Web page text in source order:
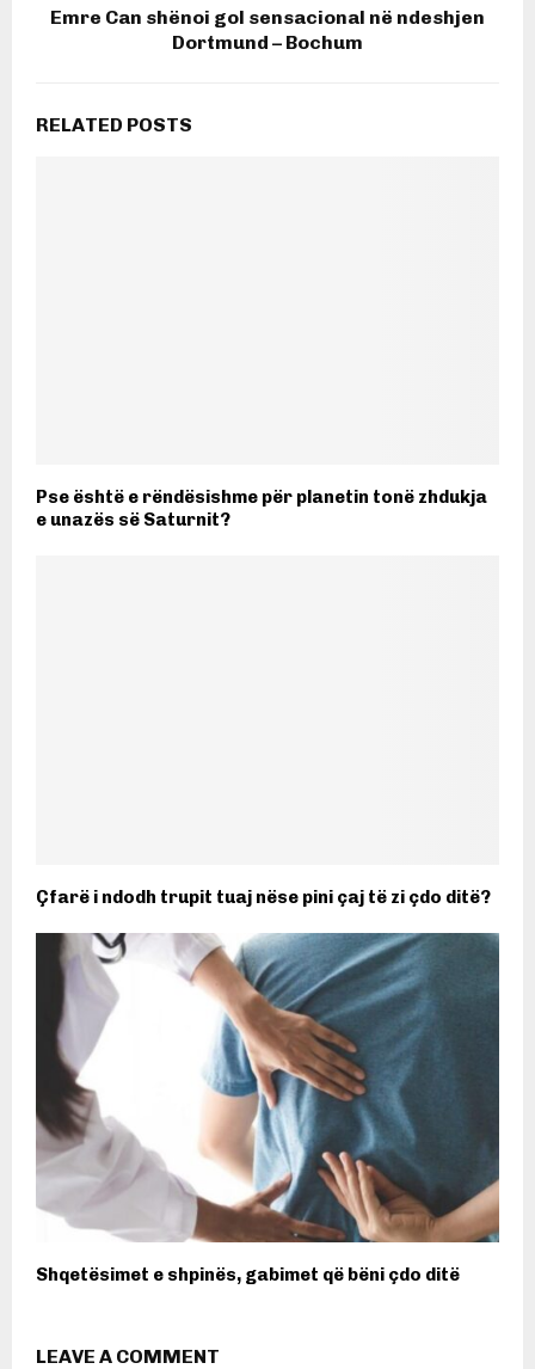
Emre Can shënoi gol sensacional në ndeshjen
Dortmund – Bochum
RELATED POSTS
Pse është e rëndësishme për planetin tonë zhdukja
e unazës së Saturnit?
Çfarë i ndodh trupit tuaj nëse pini çaj të zi çdo ditë?
Shqetësimet e shpinës, gabimet që bëni çdo ditë
LEAVE A COMMENT